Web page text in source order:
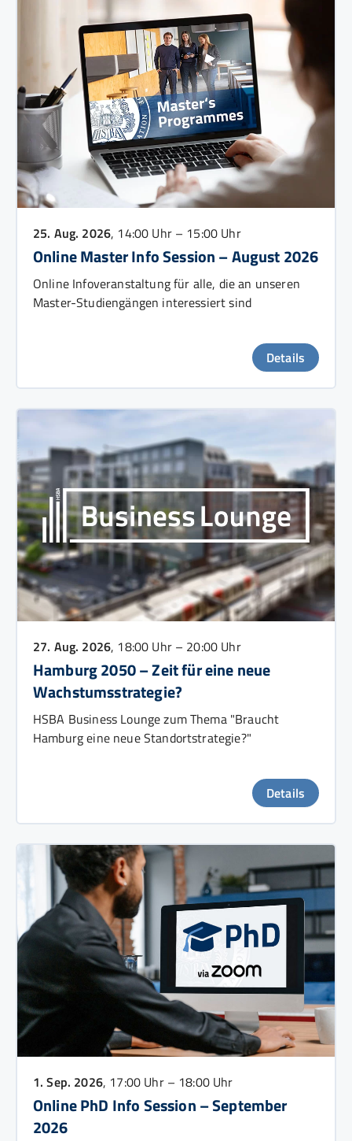
25. Aug. 2026, 14:00 Uhr – 15:00 Uhr
Online Master Info Session – August 2026
Online Infoveranstaltung für alle, die an unseren
Master-Studiengängen interessiert sind
Details
27. Aug. 2026, 18:00 Uhr – 20:00 Uhr
Hamburg 2050 – Zeit für eine neue
Wachstumsstrategie?
HSBA Business Lounge zum Thema "Braucht
Hamburg eine neue Standortstrategie?"
Details
1. Sep. 2026, 17:00 Uhr – 18:00 Uhr
Online PhD Info Session – September
2026